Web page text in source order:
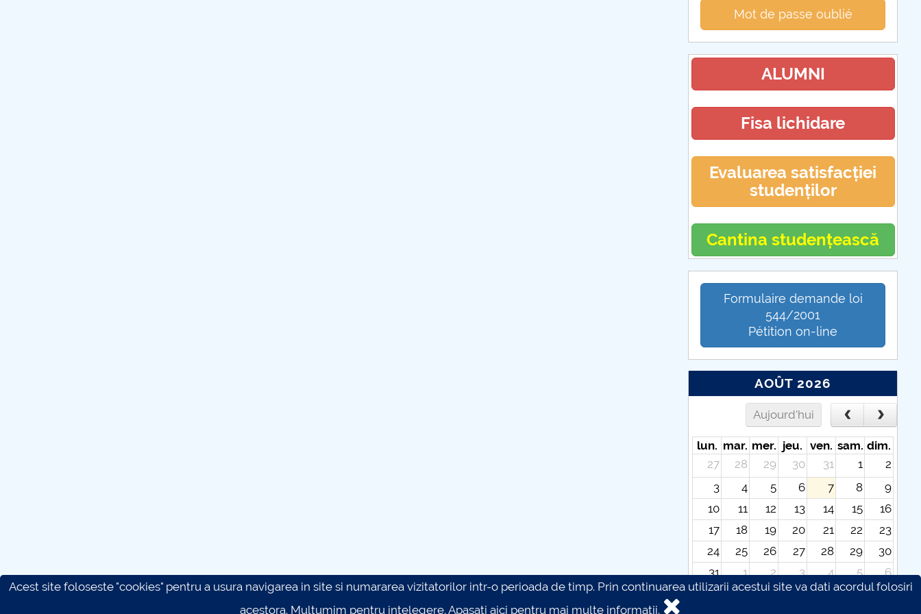
Mot de passe oublié
ALUMNI
Fisa lichidare
Evaluarea satisfacției
studenților
Cantina studențească
Formulaire demande loi
544/2001
Pétition on-line
AOÛT 2026
Aujourd'hui
lun. mar. mer. jeu. ven. sam. dim.
27
28 29 30 31 1
2
3
4 5 6 7 8
9
10
11 12 13 14 15
16
17
18 19 20 21 22
23
24
25 26 27 28 29
30
31
1 2 3 4 5
6
Acest site foloseste "cookies" pentru a usura navigarea in site si numararea vizitatorilor intr-o perioada de timp. Prin continuarea utilizarii acestui site va dati acordul folosiri
acestora. Multumim pentru intelegere.Apasati aici pentru mai multe informatii.